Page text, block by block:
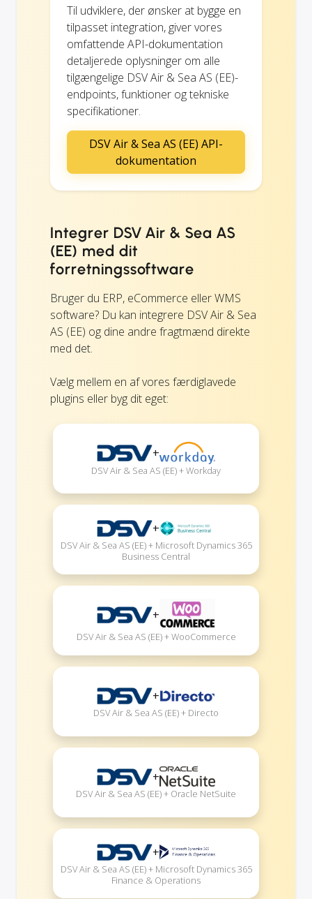
Til udviklere, der ønsker at bygge en
tilpasset integration, giver vores
omfattende API-dokumentation
detaljerede oplysninger om alle
tilgængelige DSV Air & Sea AS (EE)-
endpoints, funktioner og tekniske
specifikationer.
DSV Air & Sea AS (EE) API-
dokumentation
Integrer DSV Air & Sea AS
(EE) med dit
forretningssoftware
Bruger du ERP, eCommerce eller WMS
software? Du kan integrere DSV Air & Sea
AS (EE) og dine andre fragtmænd direkte
med det.
Vælg mellem en af vores færdiglavede
plugins eller byg dit eget:
+
DSV Air & Sea AS (EE) + Workday
+
DSV Air & Sea AS (EE) + Microsoft Dynamics 365
Business Central
+
DSV Air & Sea AS (EE) + WooCommerce
+
DSV Air & Sea AS (EE) + Directo
+
DSV Air & Sea AS (EE) + Oracle NetSuite
+
DSV Air & Sea AS (EE) + Microsoft Dynamics 365
Finance & Operations